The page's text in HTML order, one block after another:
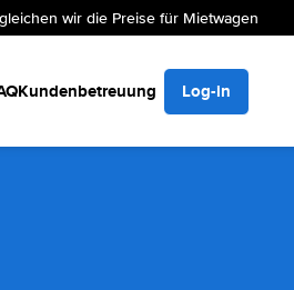
wir die Preise für Mietwagen
Kundenbetreuung Log-in